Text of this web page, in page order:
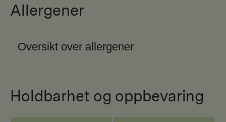
Allergener
Oversikt over allergener
Holdbarhet og oppbevaring